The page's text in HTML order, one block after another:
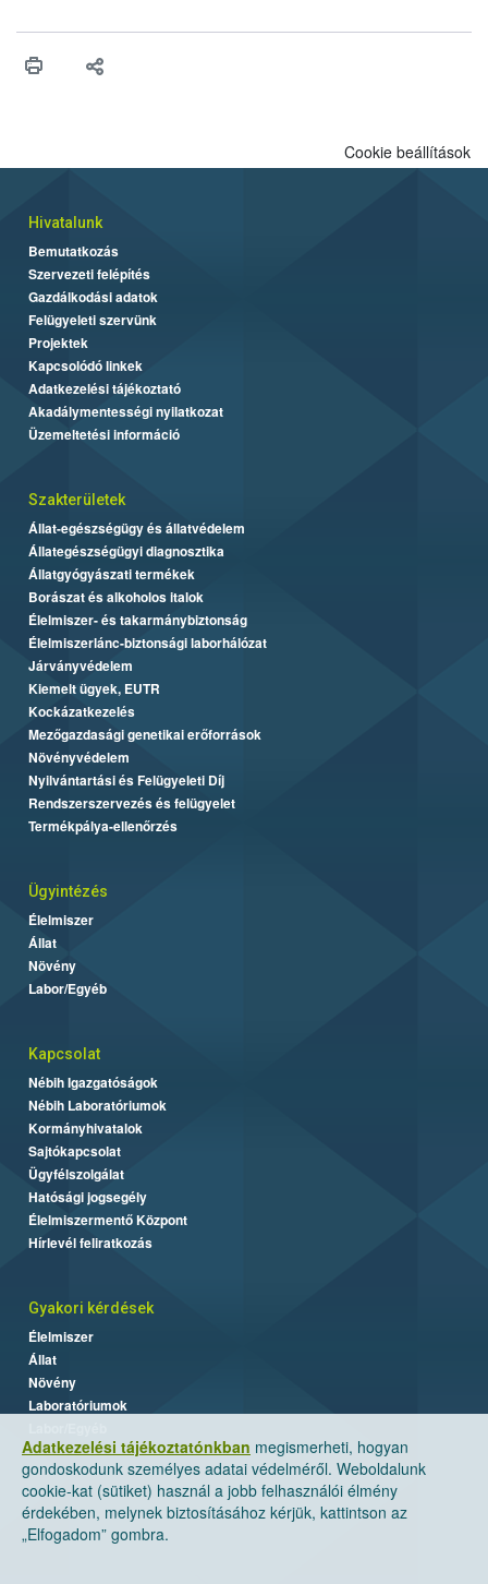
vonni az ebek viselkedésének megítélésében jártas szakértőt.
Adatkezelési tájékoztatónkban megismerheti, hogyan
gondoskodunk személyes adatai védelméről. Weboldalunk
cookie-kat (sütiket) használ a jobb felhasználói élmény
érdekében, melynek biztosításához kérjük, kattintson az
„Elfogadom” gombra.
Cookie beállítások
Hivatalunk
Bemutatkozás
Szervezeti felépítés
Gazdálkodási adatok
Felügyeleti szervünk
Projektek
Kapcsolódó linkek
Adatkezelési tájékoztató
Akadálymentességi nyilatkozat
Üzemeltetési információ
Szakterületek
Állat-egészségügy és állatvédelem
Állategészségügyi diagnosztika
Állatgyógyászati termékek
Borászat és alkoholos italok
Élelmiszer- és takarmánybiztonság
Élelmiszerlánc-biztonsági laborhálózat
Járványvédelem
Kiemelt ügyek, EUTR
Kockázatkezelés
Mezőgazdasági genetikai erőforrások
Növényvédelem
Nyilvántartási és Felügyeleti Díj
Rendszerszervezés és felügyelet
Termékpálya-ellenőrzés
Ügyintézés
Élelmiszer
Állat
Növény
Labor/Egyéb
Kapcsolat
Nébih Igazgatóságok
Nébih Laboratóriumok
Kormányhivatalok
Sajtókapcsolat
Ügyfélszolgálat
Hatósági jogsegély
Élelmiszermentő Központ
Hírlevél feliratkozás
Gyakori kérdések
Élelmiszer
Állat
Növény
Laboratóriumok